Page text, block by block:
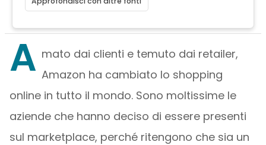
A mato dai clienti e temuto dai retailer,
Amazon ha cambiato lo shopping
online in tutto il mondo. Sono moltissime le
aziende che hanno deciso di essere presenti
sul marketplace, perché ritengono che sia un